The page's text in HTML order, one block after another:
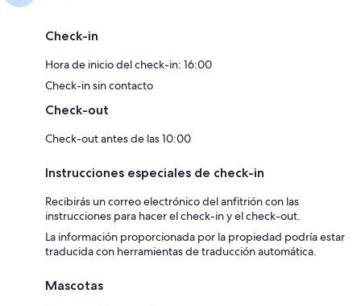
Check-in
Hora de inicio del check-in: 16:00
Check-in sin contacto
Check-out
Check-out antes de las 10:00
Instrucciones especiales de check-in
Recibirás un correo electrónico del anfitrión con las
instrucciones para hacer el check-in y el check-out.
La información proporcionada por la propiedad podría estar
traducida con herramientas de traducción automática.
Mascotas